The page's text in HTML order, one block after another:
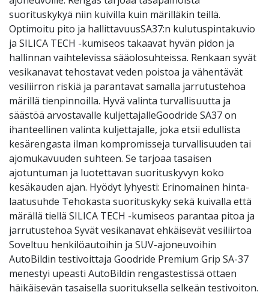
suorituskykyä niin kuivilla kuin märilläkin teillä.
Optimoitu pito ja hallittavuusSA37:n kulutuspintakuvio
ja SILICA TECH -kumiseos takaavat hyvän pidon ja
hallinnan vaihtelevissa sääolosuhteissa. Renkaan syvät
vesikanavat tehostavat veden poistoa ja vähentävät
vesiliirron riskiä ja parantavat samalla jarrutustehoa
märillä tienpinnoilla. Hyvä valinta turvallisuutta ja
säästöä arvostavalle kuljettajalleGoodride SA37 on
ihanteellinen valinta kuljettajalle, joka etsii edullista
kesärengasta ilman kompromisseja turvallisuuden tai
ajomukavuuden suhteen. Se tarjoaa tasaisen
ajotuntuman ja luotettavan suorituskyvyn koko
kesäkauden ajan. Hyödyt lyhyesti: Erinomainen hinta-
laatusuhde Tehokasta suorituskyky sekä kuivalla että
märällä tiellä SILICA TECH -kumiseos parantaa pitoa ja
jarrutustehoa Syvät vesikanavat ehkäisevät vesiliirtoa
Soveltuu henkilöautoihin ja SUV-ajoneuvoihin
AutoBildin testivoittaja Goodride Premium Grip SA-37
menestyi upeasti AutoBildin rengastestissä ottaen
häikäisevän tasaisella suorituksella selkeän testivoiton.